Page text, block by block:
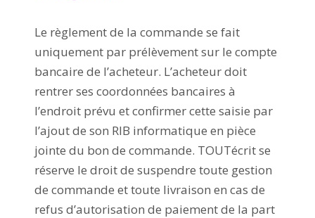
Le règlement de la commande se fait
uniquement par prélèvement sur le compte
bancaire de l’acheteur. L’acheteur doit
rentrer ses coordonnées bancaires à
l’endroit prévu et confirmer cette saisie par
l’ajout de son RIB informatique en pièce
jointe du bon de commande. TOUTécrit se
réserve le droit de suspendre toute gestion
de commande et toute livraison en cas de
refus d’autorisation de paiement de la part